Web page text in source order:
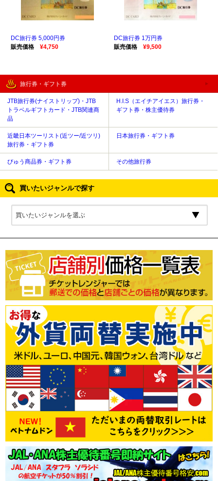
DC旅行券 5,000円券
販売価格
¥4,750
DC旅行券 1万円券
販売価格
¥9,500
旅行券・ギフト券
JTB旅行券(ナイストリップ)・JTB
トラベルギフトカード・JTB関連商
品
H.I.S（エイチアイエス）旅行券・
ギフト券・株主優待券
近畿日本ツーリスト(近ツー/近ツリ)
旅行券・ギフト券
日本旅行券・ギフト券
びゅう商品券・ギフト券 その他旅行券
買いたいジャンルで探す